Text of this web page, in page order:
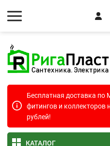
Бесплатная доставка по
фитингов и коллекторов
рублей!
КАТАЛОГ